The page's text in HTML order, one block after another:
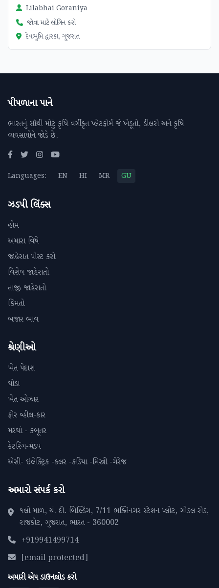
Lilabhai Goraniya
જોવા માટે લોગિન કરો
દેવભુમિ દ્વારકા, ગુજરાત
પીપળાના પાને
ભારતનું સૌથી મોટું કૃષિ વર્ગીકૃત પ્લેટફોર્મ જે ખેડૂતો, ડીલરો અને કૃષિ
વ્યવસાયોને જોડે છે.
Languages: EN HI MR GU
ઝડપી લિંક્સ
હોમ
અમારા વિષે
જાહેરાત પોસ્ટ કરો
વિશેષ જાહેરાતો
તાજી જાહેરાતો
કિંમતો
બજાર ભાવ
શ્રેણીઓ
ખેત પેદાશ
ઘોડા
ખેત ઓઝાર
ફોર વ્હીલ-કાર
મરઘાં - કબૂતર
કેટરિંગ-મંડપ
એસી- ઇલેક્ટ્રિક -કલર -કડિયા -મિસ્ત્રી -ગેરેજ
અમારો સંપર્ક કરો
૧લો માળ, ચં. દી. બિલ્ડિંગ, 7/11 ભક્તિનગર સ્ટેશન પ્લોટ, ગોંડલ રોડ,
રાજકોટ, ગુજરાત, ભારત - 360002
+919941499714
[email protected]
અમારી એપ ડાઉનલોડ કરો